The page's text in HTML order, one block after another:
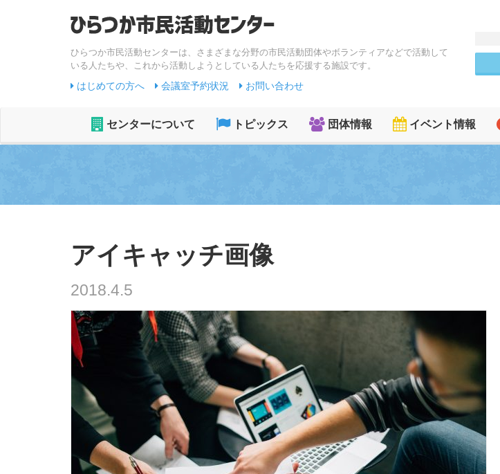
ひらつか市民活動センターは、さまざまな分野の市民活動団体やボランティアなどで活動して
いる人たちや、これから活動しようとしている人たちを応援する施設です。
はじめての方へ 会議室予約状況 お問い合わせ
センターについて トピックス 団体情報 イベント情報
アイキャッチ画像
2018.4.5